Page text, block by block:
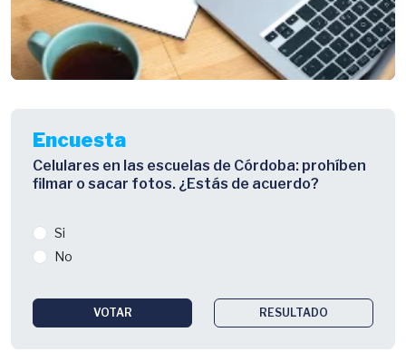
Encuesta
Celulares en las escuelas de Córdoba: prohíben
filmar o sacar fotos. ¿Estás de acuerdo?
Si
No
VOTAR RESULTADO